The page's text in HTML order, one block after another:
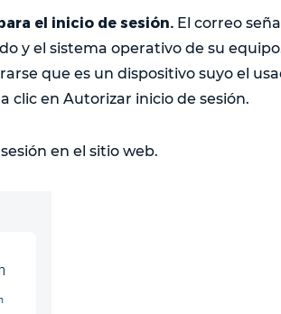
el inicio de sesión. El correo
y el sistema operativo de su
que es un dispositivo suyo el
clic en Autorizar inicio de sesión.
en el sitio web.